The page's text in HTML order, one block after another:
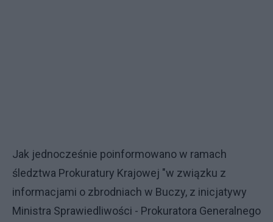
Jak jednocześnie poinformowano w ramach
śledztwa Prokuratury Krajowej "w związku z
informacjami o zbrodniach w Buczy, z inicjatywy
Ministra Sprawiedliwości - Prokuratora Generalnego